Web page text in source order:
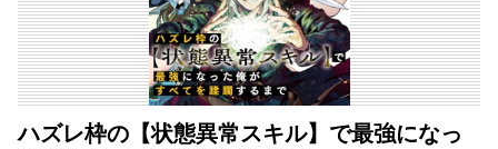
ハズレ枠の【状態異常スキル】で最強になっ